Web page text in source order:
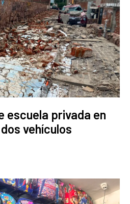
escuela privada en
vehículos